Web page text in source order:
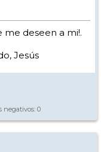
me deseen a mi!.
Jesús
negativos: 0